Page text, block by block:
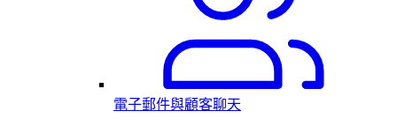
電子郵件與顧客聊天